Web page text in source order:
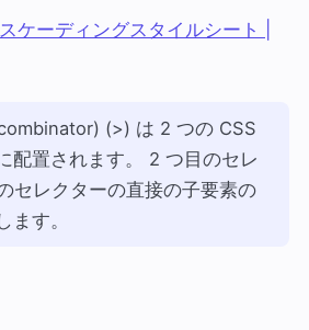
ケーディングスタイルシート |
(>) は 2 つの CSS
配置されます。 2 つ目のセレ
セレクターの直接の子要素の
ます。